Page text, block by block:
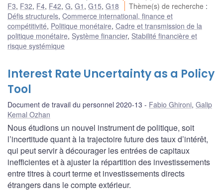
F3, F32, F4, F42, G, G1 , G15, G18 Thème(s) de recherche :
Défis structurels, Commerce international, finance et
compétitivité, Politique monétaire, Cadre et transmission de la
politique monétaire, Système financier, Stabilité financière et
risque systémique
Interest Rate Uncertainty as a Policy
Tool
Document de travail du personnel 2020-13 Fabio Ghironi, Galip
Kemal Ozhan
Nous étudions un nouvel instrument de politique, soit
l’incertitude quant à la trajectoire future des taux d’intérêt,
qui peut servir à décourager les entrées de capitaux
inefficientes et à ajuster la répartition des investissements
entre titres à court terme et investissements directs
étrangers dans le compte extérieur.